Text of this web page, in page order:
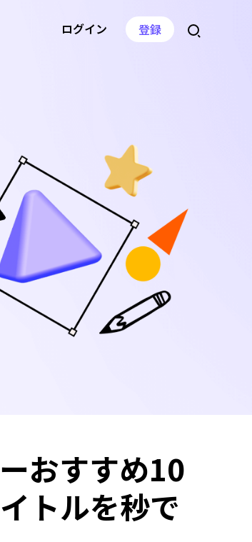
AI背景ジェネレーター
音声圧縮
音声速度の変更
ログイン 登録
おすすめ10
トルを秒で